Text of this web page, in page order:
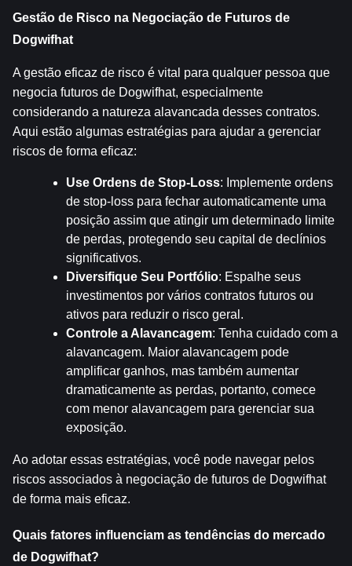
Gestão de Risco na Negociação de Futuros de
Dogwifhat
A gestão eficaz de risco é vital para qualquer pessoa que
negocia futuros de Dogwifhat, especialmente
considerando a natureza alavancada desses contratos.
Aqui estão algumas estratégias para ajudar a gerenciar
riscos de forma eficaz:
Use Ordens de Stop-Loss: Implemente ordens
de stop-loss para fechar automaticamente uma
posição assim que atingir um determinado limite
de perdas, protegendo seu capital de declínios
significativos.
Diversifique Seu Portfólio: Espalhe seus
investimentos por vários contratos futuros ou
ativos para reduzir o risco geral.
Controle a Alavancagem: Tenha cuidado com a
alavancagem. Maior alavancagem pode
amplificar ganhos, mas também aumentar
dramaticamente as perdas, portanto, comece
com menor alavancagem para gerenciar sua
exposição.
Ao adotar essas estratégias, você pode navegar pelos
riscos associados à negociação de futuros de Dogwifhat
de forma mais eficaz.
Quais fatores influenciam as tendências do mercado
de Dogwifhat?